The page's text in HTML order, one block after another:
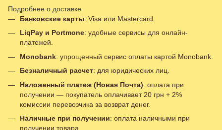
Подробнее о доставке
Банковские карты: Visa или Mastercard.
LiqPay и Portmone: удобные сервисы для онлайн-
платежей.
Monobank: упрощенный сервис оплаты картой Monobank.
Безналичный расчет: для юридических лиц.
Наложенный платеж (Новая Почта): оплата при
получении — покупатель оплачивает 20 грн + 2%
комиссии перевозчика за возврат денег.
Наличные при получении: оплата наличными при
получении товара.